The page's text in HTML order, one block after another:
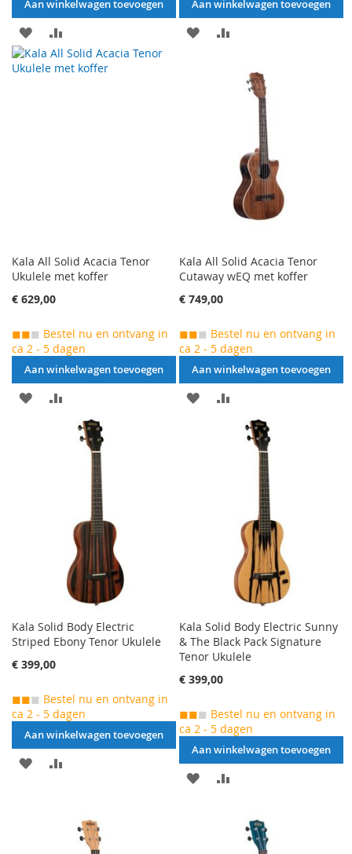
Aan winkelwagen toevoegen
AAN
VERLANGLIJST
TOE
Aan winkelwagen toevoegen
AAN
TOEVOEGEN
OM
VERGELIJKEN
Kala All Solid Acacia Tenor
Ukulele met koffer
€ 629,00
◼◼◼ Bestel nu en ontvang in
ca 2 - 5 dagen
Aan winkelwagen toevoegen
AAN
VERLANGLIJST
TOEVOEGEN
TOE
VERGELIJKEN
Kala All Solid Acacia Tenor
Cutaway wEQ met koffer
€ 749,00
◼◼◼ Bestel nu en ontvang in
ca 2 - 5 dagen
Aan winkelwagen toevoegen
AAN
VERLANGLIJST
TOEVOEGEN
TOE
VERGELIJKEN
Kala Solid Body Electric
Striped Ebony Tenor Ukulele
€ 399,00
◼◼◼ Bestel nu en ontvang in
ca 2 - 5 dagen
Aan winkelwagen toevoegen
AAN
TOEVOEGEN
Kala Solid Body Electric Sunny
& The Black Pack Signature
Tenor Ukulele
€ 399,00
◼◼◼ Bestel nu en ontvang in
ca 2 - 5 dagen
Aan winkelwagen toevoegen
AAN
TOEVOEGEN
OM